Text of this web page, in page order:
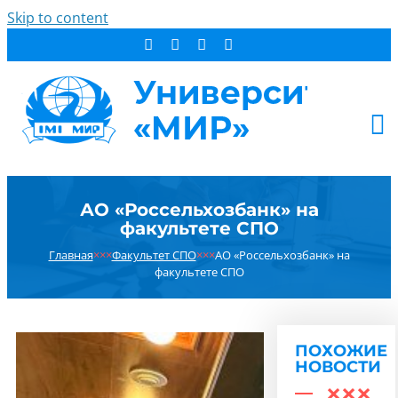
Skip to content
СТУДЕНТУ
ДОПОБРАЗОВАНИЕ
НОВОСТИ
РЕЗУЛЬТАТ ПОИСКА:
АО «Россельхозбанк» на
факультете СПО
Главная×××Факультет СПО×××АО «Россельхозбанк» на
факультете СПО
ПОХОЖИЕ
НОВОСТИ